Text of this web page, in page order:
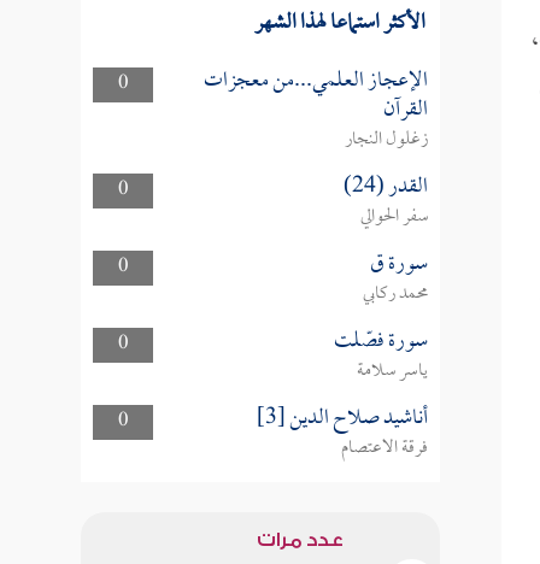
الأكثر استماعا لهذا الشهر
0 الإعجاز العلمي...من معجزات
القرآن
زغلول النجار
0
القدر (24)
سفر الحوالي
0
سورة ق
محمد ركابي
0
سورة فصّلت
ياسر سلامة
0
أناشيد صلاح الدين [3]
فرقة الاعتصام
عدد مرات